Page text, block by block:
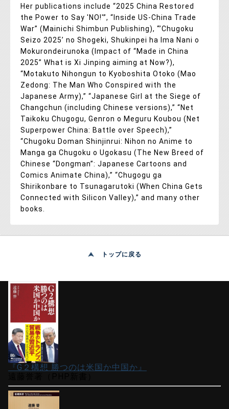
Her publications include “2025 China Restored
the Power to Say 'NO!'”, “Inside US-China Trade
War” (Mainichi Shimbun Publishing), “’Chugoku
Seizo 2025’ no Shogeki, Shukinpei ha Ima Nani o
Mokurondeirunoka (Impact of “Made in China
2025” What is Xi Jinping aiming at Now?),
“Motakuto Nihongun to Kyoboshita Otoko (Mao
Zedong: The Man Who Conspired with the
Japanese Army),” “Japanese Girl at the Siege of
Changchun (including Chinese versions),” “Net
Taikoku Chugogu, Genron o Meguru Koubou (Net
Superpower China: Battle over Speech),”
“Chugoku Doman Shinjinrui: Nihon no Anime to
Manga ga Chugoku o Ugokasu (The New Breed of
Chinese “Dongman”: Japanese Cartoons and
Comics Animate China),” “Chugogu ga
Shirikonbare to Tsunagarutoki (When China Gets
Connected with Silicon Valley),” and many other
books.
トップに戻る
『G２構想 勝つのは米国か中国か』